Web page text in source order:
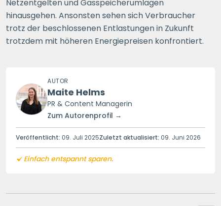
Netzentgelten und Gasspeicherumlagen
hinausgehen. Ansonsten sehen sich Verbraucher
trotz der beschlossenen Entlastungen in Zukunft
trotzdem mit höheren Energiepreisen konfrontiert.
AUTOR
Maite Helms
PR & Content Managerin
Zum Autorenprofil →
Veröffentlicht: 09. Juli 2025Zuletzt aktualisiert: 09. Juni 2026
Einfach entspannt sparen.